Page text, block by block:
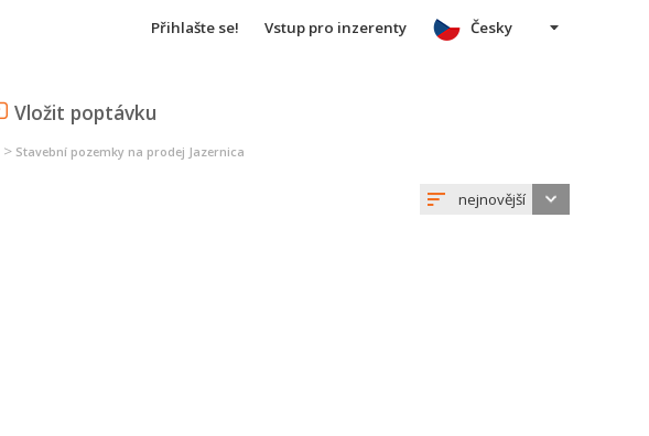
Přihlašte se! Vstup pro inzerenty
Vložit poptávku
Česky
> Stavební pozemky na prodej Jazernica
nejnovější